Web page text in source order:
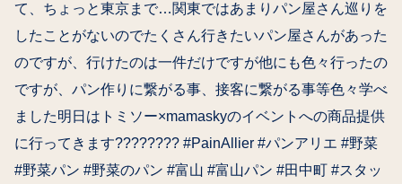
て、ちょっと東京まで…関東ではあまりパン屋さん巡りを
したことがないのでたくさん行きたいパン屋さんがあった
のですが、行けたのは一件だけですが他にも色々行ったの
ですが、パン作りに繋がる事、接客に繋がる事等色々学べ
ました明日はトミソー×mamaskyのイベントへの商品提供
に行ってきます???????? #PainAllier #パンアリエ #野菜
#野菜パン #野菜のパン #富山 #富山パン #田中町 #スタッ